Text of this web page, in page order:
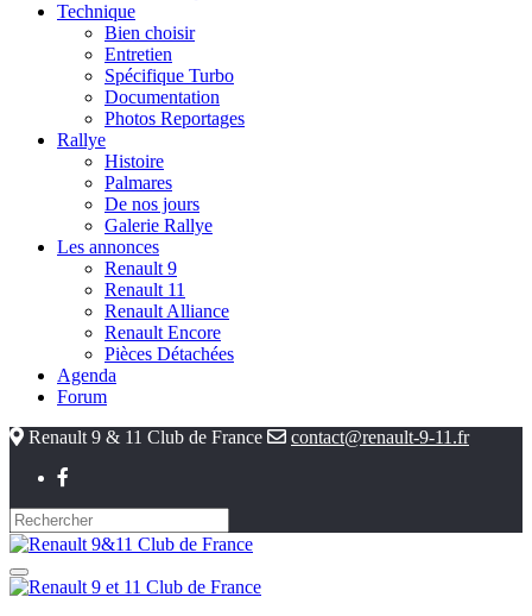
Technique
Bien choisir
Entretien
Spécifique Turbo
Documentation
Photos Reportages
Rallye
Histoire
Palmares
De nos jours
Galerie Rallye
Les annonces
Renault 9
Renault 11
Renault Alliance
Renault Encore
Pièces Détachées
Agenda
Forum
Renault 9 & 11 Club de France
contact@renault-9-11.fr